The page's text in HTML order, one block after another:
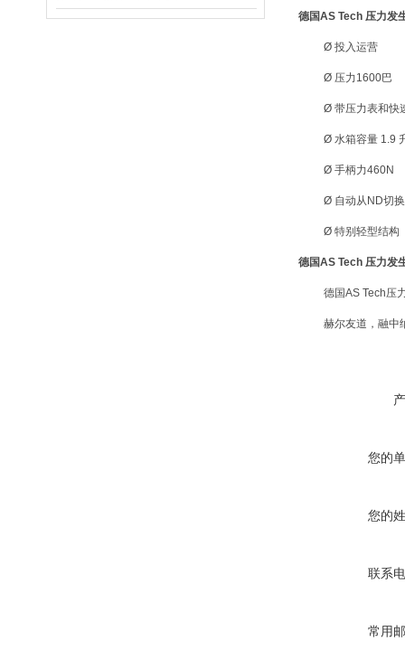
德国AS Tech 压力发
Ø 投入运营
Ø 压力1600巴
Ø 带压力表和快
Ø 水箱容量 1.9
Ø 手柄力460N
Ø 自动从ND切
Ø 特别轻型结构
德国AS Tech 压力发
德国AS Tech压
赫尔友道，融中
您的
您的
联系
常用